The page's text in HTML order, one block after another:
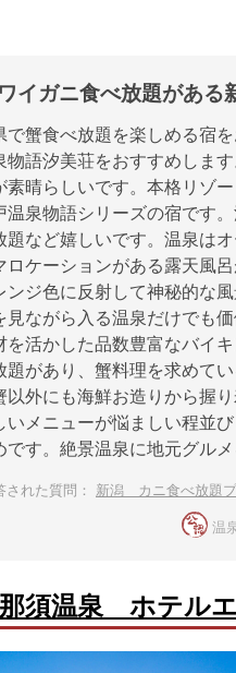
イガニ食べ放題がある
で蟹食べ放題を楽しめる宿
物語汐美荘をおすすめしま
素晴らしいです。本格リゾ
温泉物語シリーズの宿です
題など嬉しいです。温泉は
ロケーションがある露天風
ンジ色に反射して神秘的な
見ながら入る温泉だけでも
を活かした品数豊富なバイ
題があり、蟹料理を求めて
以外にも海鮮お造りから握
いメニューが悩ましい程並
です。絶景温泉に地元グルメ
された質問： 新潟 カニ食べ放題プ
温
那須温泉 ホテル